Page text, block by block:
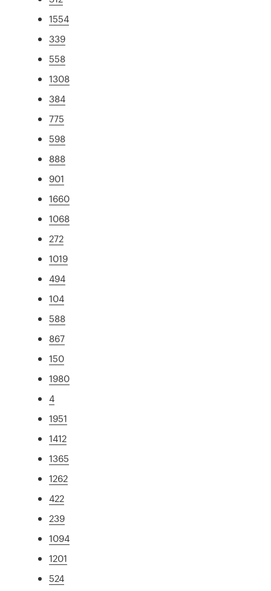
1554
339
558
1308
384
775
598
888
901
1660
1068
272
1019
494
104
588
867
150
1980
4
1951
1412
1365
1262
422
239
1094
1201
524